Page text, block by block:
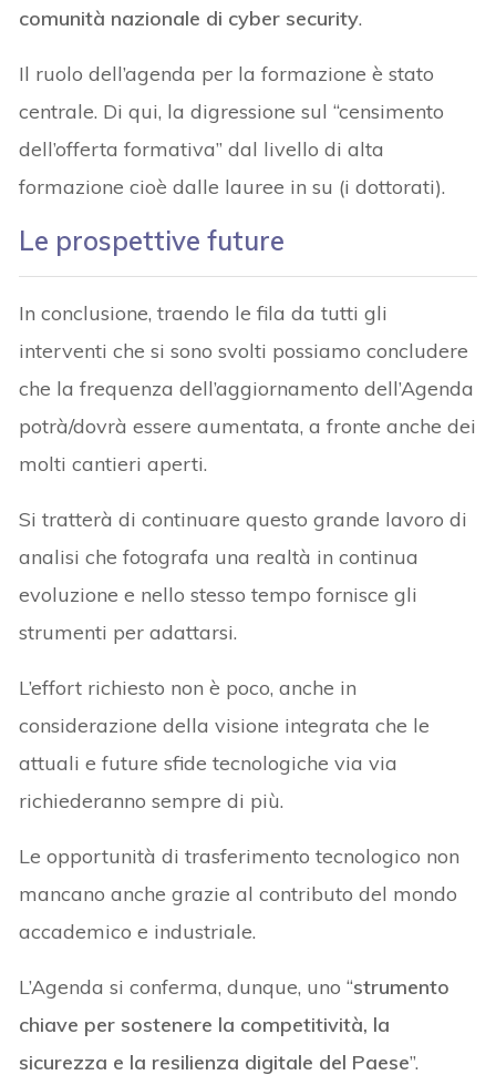
comunità nazionale di cyber security.
Il ruolo dell’agenda per la formazione è stato
centrale. Di qui, la digressione sul “censimento
dell’offerta formativa” dal livello di alta
formazione cioè dalle lauree in su (i dottorati).
Le prospettive future
In conclusione, traendo le fila da tutti gli
interventi che si sono svolti possiamo concludere
che la frequenza dell’aggiornamento dell’Agenda
potrà/dovrà essere aumentata, a fronte anche dei
molti cantieri aperti.
Si tratterà di continuare questo grande lavoro di
analisi che fotografa una realtà in continua
evoluzione e nello stesso tempo fornisce gli
strumenti per adattarsi.
L’effort richiesto non è poco, anche in
considerazione della visione integrata che le
attuali e future sfide tecnologiche via via
richiederanno sempre di più.
Le opportunità di trasferimento tecnologico non
mancano anche grazie al contributo del mondo
accademico e industriale.
L’Agenda si conferma, dunque, uno “strumento
chiave per sostenere la competitività, la
sicurezza e la resilienza digitale del Paese”.